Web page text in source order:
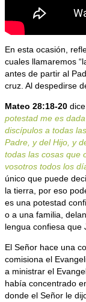
En esta ocasión,
cuales llamaremos
antes de partir al
cruz. Al despedirse
Mateo 28:18-20
potestad me es
discípulos a todas
Padre, y del Hijo, y
todas las cosas que
vosotros todos los
único que puede
la tierra, por eso
es una potestad
o a una familia,
lengua confiesa que
El Señor hace una
comisiona el
a ministrar el
había concentrado
donde el Señor le